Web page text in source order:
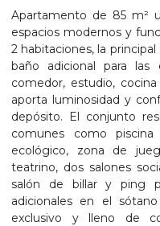
Apartamento de 85 m²
espacios modernos y
2 habitaciones, la
baño adicional para las
comedor, estudio,
aporta luminosidad y
depósito. El conjunto
comunes como
ecológico, zona de
teatrino, dos salones
salón de billar y ping
adicionales en el
exclusivo y lleno de